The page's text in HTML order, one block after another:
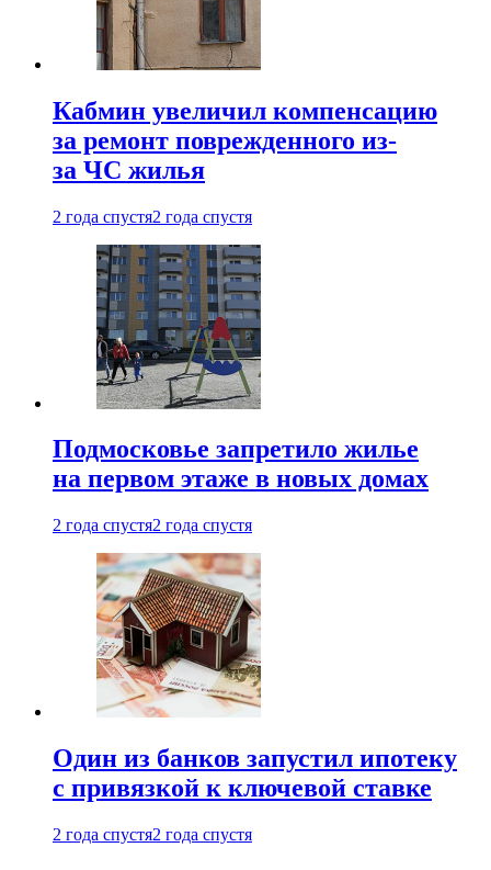
Кабмин увеличил компенсацию
за ремонт поврежденного из-
за ЧС жилья
2 года спустя2 года спустя
Подмосковье запретило жилье
на первом этаже в новых домах
2 года спустя2 года спустя
Один из банков запустил ипотеку
с привязкой к ключевой ставке
2 года спустя2 года спустя